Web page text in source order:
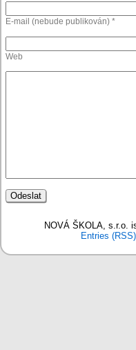
E-mail (nebude publikován) *
Web
NOVÁ ŠKOLA, s.r.o.
Entries (RSS)